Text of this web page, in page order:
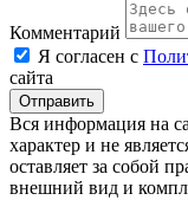
Комментарий
Я согласен с
сайта
Вся информация на
характер и не
оставляет за собой
внешний вид и